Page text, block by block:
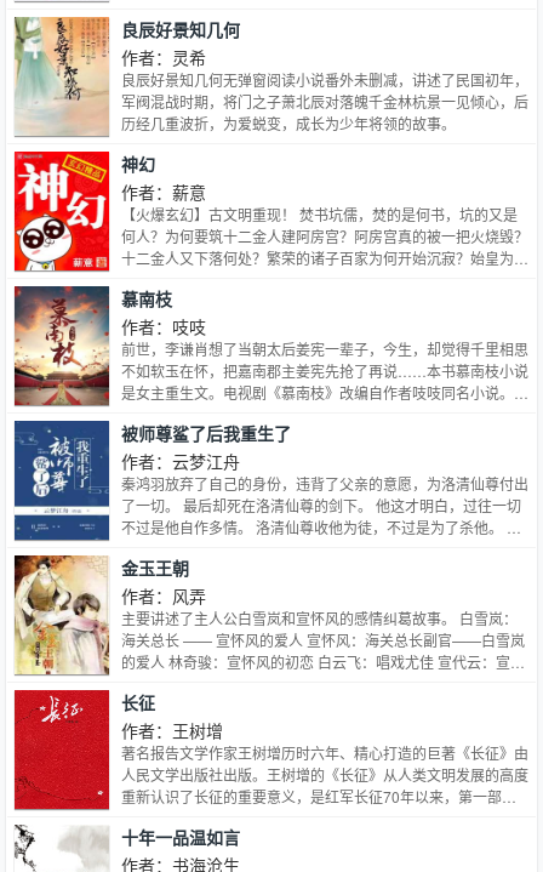
下，得柳树传道，为自救，走上一条改命之路。
良辰好景知几何
作者：灵希
良辰好景知几何无弹窗阅读小说番外未删减，讲述了民国初年，
军阀混战时期，将门之子萧北辰对落魄千金林杭景一见倾心，后
历经几重波折，为爱蜕变，成长为少年将领的故事。
神幻
作者：薪意
【火爆玄幻】古文明重现！ 焚书坑儒，焚的是何书，坑的又是
何人？为何要筑十二金人建阿房宫？阿房宫真的被一把火烧毁？
十二金人又下落何处？繁荣的诸子百家为何开始沉寂？始皇为何
站在山巅上说了三个字：骚，浪，贱！
慕南枝
作者：吱吱
前世，李谦肖想了当朝太后姜宪一辈子，今生，却觉得千里相思
不如软玉在怀，把嘉南郡主姜宪先抢了再说……本书慕南枝小说
是女主重生文。电视剧《慕南枝》改编自作者吱吱同名小说。该
力，与禁军侍卫出身的李谦相识相爱， 二人历经磨难跨越身份
差异的阻碍，最终收获幸福的励志故事。
被师尊鲨了后我重生了
作者：云梦江舟
秦鸿羽放弃了自己的身份，违背了父亲的意愿，为洛清仙尊付出
了一切。 最后却死在洛清仙尊的剑下。 他这才明白，过往一切
不过是他自作多情。 洛清仙尊收他为徒，不过是为了杀他。 好
被洛清仙尊逼在墙角，那人素来冰冷的眸中不知为何生出一种懊
恼: 是本尊做错了何事？ 说话之人小心翼翼，脸上扯出一抹笨拙
的笑意。 你说出来，本尊改可好？ ~ 玉衡山首峰大弟子秦鸿羽
一朝入魔， 被其师洛清仙尊斩于玉虚剑下。 世人无不称赞洛清
仙尊大义灭亲， 不愧为这世间唯一一个修无情道的人。 洛清仙
金玉王朝
作者：风弄
主要讲述了主人公白雪岚和宣怀风的感情纠葛故事。 白雪岚：
海关总长 —— 宣怀风的爱人 宣怀风：海关总长副官——白雪岚
的爱人 林奇骏：宣怀风的初恋 白云飞：唱戏尤佳 宣代云：宣怀
风同父异母的弟弟 展露昭：爱慕宣怀风 谢才复：宣怀风教书时
的同事
长征
作者：王树增
著名报告文学作家王树增历时六年、精心打造的巨著《长征》由
人民文学出版社出版。王树增的《长征》从人类文明发展的高度
重新认识了长征的重要意义，是红军长征70年以来，第一部用
史料，实地采访了许多老红军战士，书中的许多重大事件和资料
都是首次披露；在书中，作者弘扬了长征体现出来的国家统一精
十年一品温如言
作者：书海沧生